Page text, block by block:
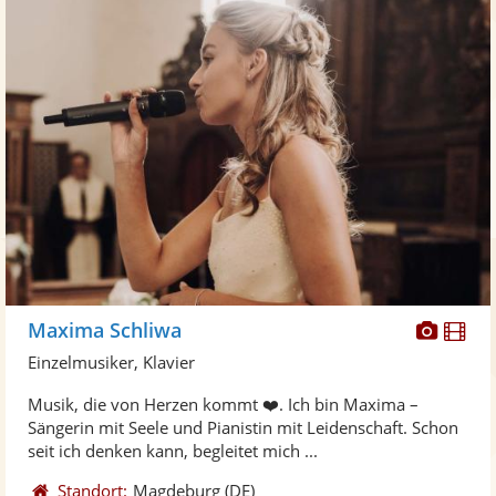
Maxima Schliwa
Einzelmusiker, Klavier
Musik, die von Herzen kommt ❤️. Ich bin Maxima –
Sängerin mit Seele und Pianistin mit Leidenschaft. Schon
seit ich denken kann, begleitet mich ...
Standort: Magdeburg (DE)